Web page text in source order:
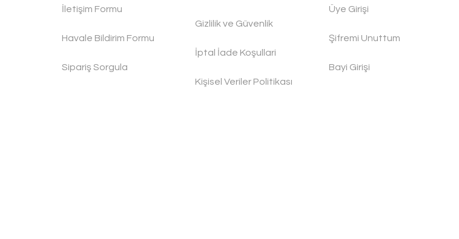
İletişim Formu
Havale Bildirim Formu
Sipariş Sorgula
Gizlilik ve Güvenlik
İptal İade Koşullari
Kişisel Veriler Politikası
Üye Girişi
Şifremi Unuttum
Bayi Girişi